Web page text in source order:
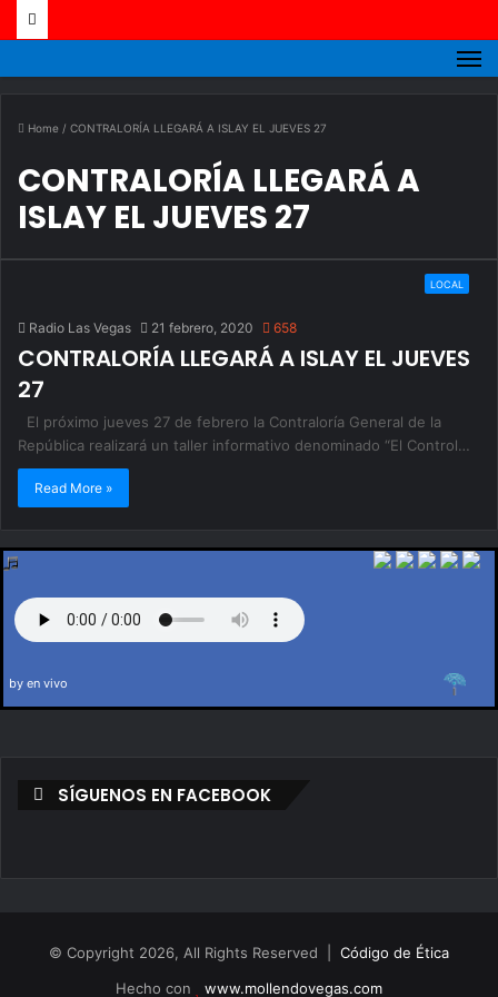
Home / CONTRALORÍA LLEGARÁ A ISLAY EL JUEVES 27
CONTRALORÍA LLEGARÁ A
ISLAY EL JUEVES 27
LOCAL
Radio Las Vegas 21 febrero, 2020 658
CONTRALORÍA LLEGARÁ A ISLAY EL JUEVES
27
El próximo jueves 27 de febrero la Contraloría General de la
República realizará un taller informativo denominado “El Control…
Read More »
by en vivo
SÍGUENOS EN FACEBOOK
© Copyright 2026, All Rights Reserved | Código de Ética
Hecho con
www.mollendovegas.com